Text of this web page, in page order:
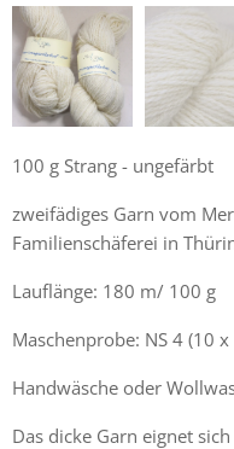
100 g Strang - ungefärbt
zweifädiges Garn vom
Familienschäferei in
Lauflänge: 180 m/ 100 g
Maschenprobe: NS 4 (10
Handwäsche oder
Das dicke Garn eignet